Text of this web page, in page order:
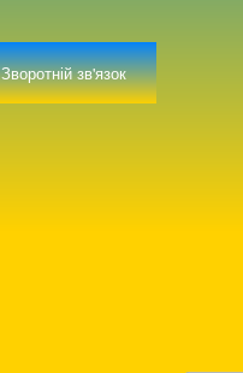
Зворотній зв'язок